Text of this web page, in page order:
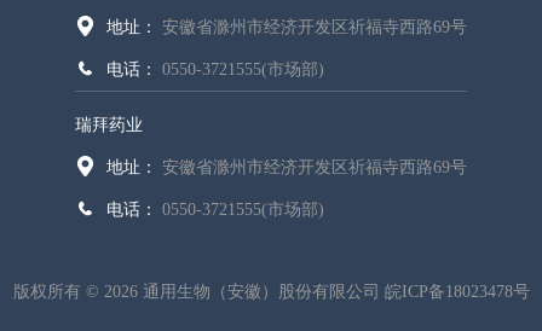
地址： 安徽省滁州市经济开发区祈福寺西路69号
电话： 0550-3721555(市场部)
瑞拜药业
地址： 安徽省滁州市经济开发区祈福寺西路69号
电话： 0550-3721555(市场部)
版权所有 © 2026 通用生物（安徽）股份有限公司 皖ICP备18023478号